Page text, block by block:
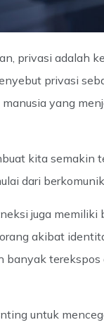
privasi adalah
privasi
yang
kita semakin
dari
juga memiliki
akibat
banyak
untuk